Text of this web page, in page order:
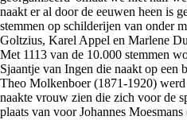
naakt er al door de eeuwen heen is
stemmen op schilderijen van onder
Goltzius, Karel Appel en Marlene
Met 1113 van de 10.000 stemmen
Sjaantje van Ingen die naakt op een
Theo Molkenboer (1871-1920)
naakte vrouw zien die zich voor de
plaats van voor Johannes